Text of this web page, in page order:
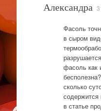
Александра
Фасоль
в сыром
фасоль как
сколько
содержится
в статье